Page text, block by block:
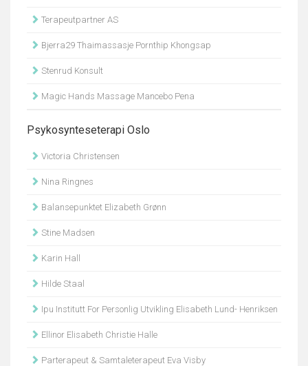
Terapeutpartner AS
Bjerra29 Thaimassasje Pornthip Khongsap
Stenrud Konsult
Magic Hands Massage Mancebo Pena
Psykosynteseterapi Oslo
Victoria Christensen
Nina Ringnes
Balansepunktet Elizabeth Grønn
Stine Madsen
Karin Hall
Hilde Staal
Ipu Institutt For Personlig Utvikling Elisabeth Lund- Henriksen
Ellinor Elisabeth Christie Halle
Parterapeut & Samtaleterapeut Eva Visby